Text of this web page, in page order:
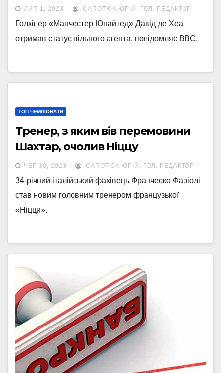
ЛИП 1, 2023 САПОТЮК ЮРІЙ, ГОЛ. РЕДАКТОР
Голкіпер «Манчестер Юнайтед» Давід де Хеа
отримав статус вільного агента, повідомляє BBC.
ТОП-ЧЕМПІОНАТИ
Тренер, з яким вів перемовини
Шахтар, очолив Ніццу
ЧЕР 30, 2023 САПОТЮК ЮРІЙ, ГОЛ. РЕДАКТОР
34-річний італійський фахівець Франческо Фаріолі
став новим головним тренером французької
«Ніцци».